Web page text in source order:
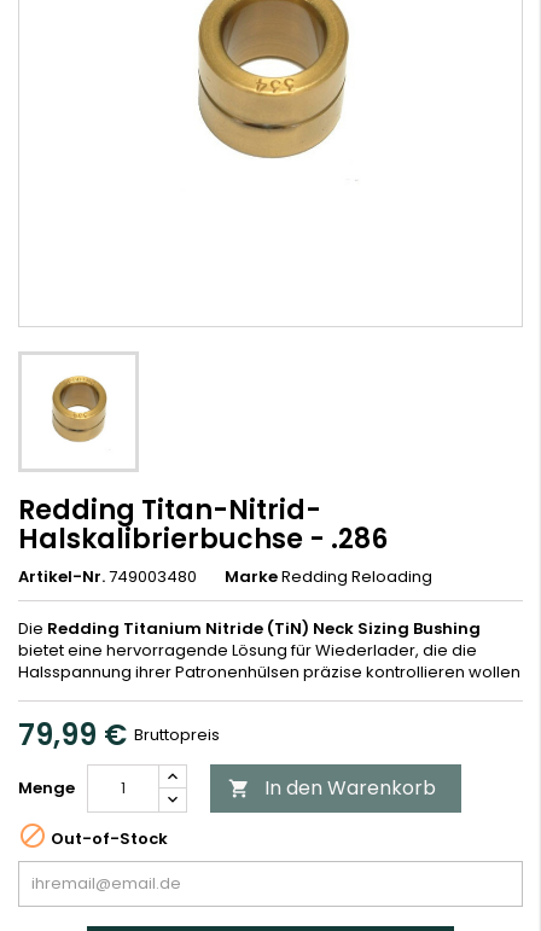
Redding Titan-Nitrid-
Halskalibrierbuchse - .286
Artikel-Nr.749003480 MarkeRedding Reloading
Die Redding Titanium Nitride (TiN) Neck Sizing Bushing
bietet eine hervorragende Lösung für Wiederlader, die die
Halsspannung ihrer Patronenhülsen präzise kontrollieren wollen
79,99 € Bruttopreis
Menge  In den Warenkorb
 Out-of-Stock